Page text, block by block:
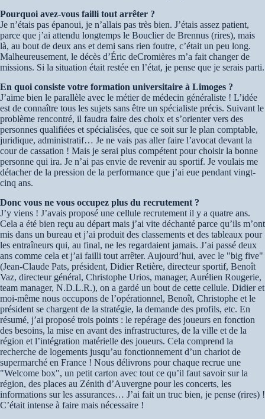
Pourquoi avez-vous failli tout arrêter ?
Je n’étais pas épanoui, je n’allais pas très bien. J’étais assez patient,
parce que j’ai attendu longtemps le Bouclier de Brennus (rires), mais
là, au bout de deux ans et demi sans rien foutre, c’était un peu long.
Malheureusement, le décès d’Éric deCromières m’a fait changer de
missions. Si la situation était restée en l’état, je pense que je serais parti.
En quoi consiste votre formation universitaire à Limoges ?
J’aime bien le parallèle avec le métier de médecin généraliste ! L’idée
est de connaître tous les sujets sans être un spécialiste précis. Suivant le
problème rencontré, il faudra faire des choix et s’orienter vers des
personnes qualifiées et spécialisées, que ce soit sur le plan comptable,
juridique, administratif… Je ne vais pas aller faire l’avocat devant la
cour de cassation ! Mais je serai plus compétent pour choisir la bonne
personne qui ira. Je n’ai pas envie de revenir au sportif. Je voulais me
détacher de la pression de la performance que j’ai eue pendant vingt-
cinq ans.
Donc vous ne vous occupez plus du recrutement ?
J’y viens ! J’avais proposé une cellule recrutement il y a quatre ans.
Cela a été bien reçu au départ mais j’ai vite déchanté parce qu’ils m’ont
mis dans un bureau et j’ai produit des classements et des tableaux pour
les entraîneurs qui, au final, ne les regardaient jamais. J’ai passé deux
ans comme cela et j’ai failli tout arrêter. Aujourd’hui, avec le "big five"
(Jean-Claude Pats, président, Didier Retière, directeur sportif, Benoît
Vaz, directeur général, Christophe Urios, manager, Aurélien Rougerie,
team manager, N.D.L.R.), on a gardé un bout de cette cellule. Didier et
moi-même nous occupons de l’opérationnel, Benoît, Christophe et le
président se chargent de la stratégie, la demande des profils, etc. En
résumé, j’ai proposé trois points : le repérage des joueurs en fonction
des besoins, la mise en avant des infrastructures, de la ville et de la
région et l’intégration matérielle des joueurs. Cela comprend la
recherche de logements jusqu’au fonctionnement d’un chariot de
supermarché en France ! Nous délivrons pour chaque recrue une
"Welcome box", un petit carton avec tout ce qu’il faut savoir sur la
région, des places au Zénith d’Auvergne pour les concerts, les
informations sur les assurances… J’ai fait un truc bien, je pense (rires) !
C’était intense à faire mais nécessaire !